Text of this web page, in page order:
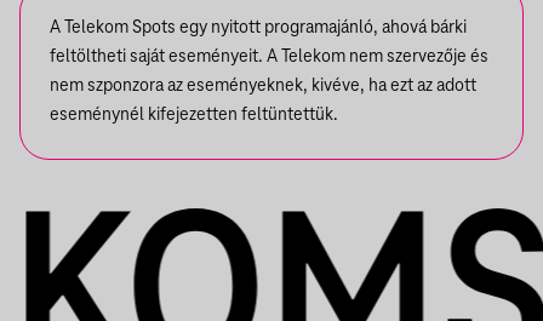
A Telekom Spots egy nyitott programajánló, ahová bárki
feltöltheti saját eseményeit. A Telekom nem szervezője és
nem szponzora az eseményeknek, kivéve, ha ezt az adott
eseménynél kifejezetten feltüntettük.